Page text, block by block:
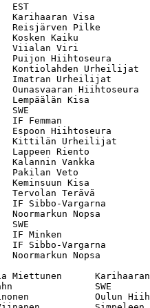
EST
Karihaaran Visa
Reisjärven Pilke
Kosken Kaiku
Viialan Viri
Puijon Hiihtoseura
Kontiolahden Urheilijat
Imatran Urheilijat
Ounasvaaran Hiihtoseura
Lempäälän Kisa
SWE
IF Femman
Espoon Hiihtoseura
Kittilän Urheilijat
Riento
Kalannin Vankka
Pakilan Veto
Keminsuun Kisa
Tervolan Terävä
IF Sibbo-Vargarna
Noormarkun Nopsa
SWE
IF Minken
IF Sibbo-Vargarna
Noormarkun Nopsa
Miettunen
SWE
Oulun